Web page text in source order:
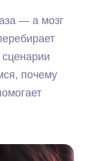
— а мозг
почему